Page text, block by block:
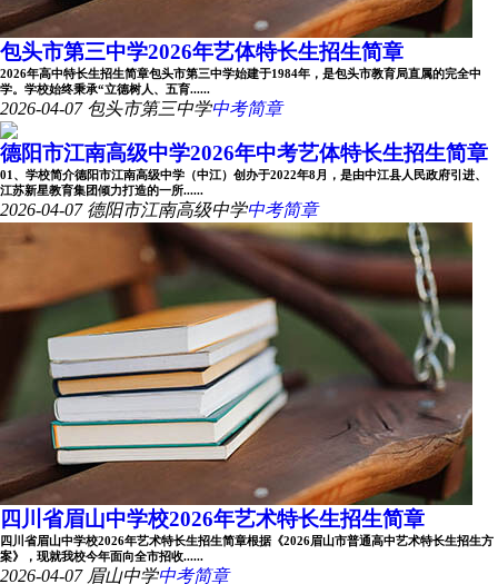
包头市第三中学2026年艺体特长生招生简章
2026年高中特长生招生简章包头市第三中学始建于1984年，是包头市教育局直属的完全中
学。学校始终秉承“立德树人、五育......
2026-04-07 包头市第三中学中考简章
德阳市江南高级中学2026年中考艺体特长生招生简章
01、学校简介德阳市江南高级中学（中江）创办于2022年8月，是由中江县人民政府引进、
江苏新星教育集团倾力打造的一所......
2026-04-07 德阳市江南高级中学中考简章
四川省眉山中学校2026年艺术特长生招生简章
四川省眉山中学校2026年艺术特长生招生简章根据《2026眉山市普通高中艺术特长生招生方
案》，现就我校今年面向全市招收......
2026-04-07 眉山中学中考简章